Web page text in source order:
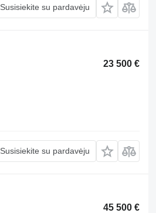
Susisiekite su pardavėju
23 500 €
Susisiekite su pardavėju
45 500 €